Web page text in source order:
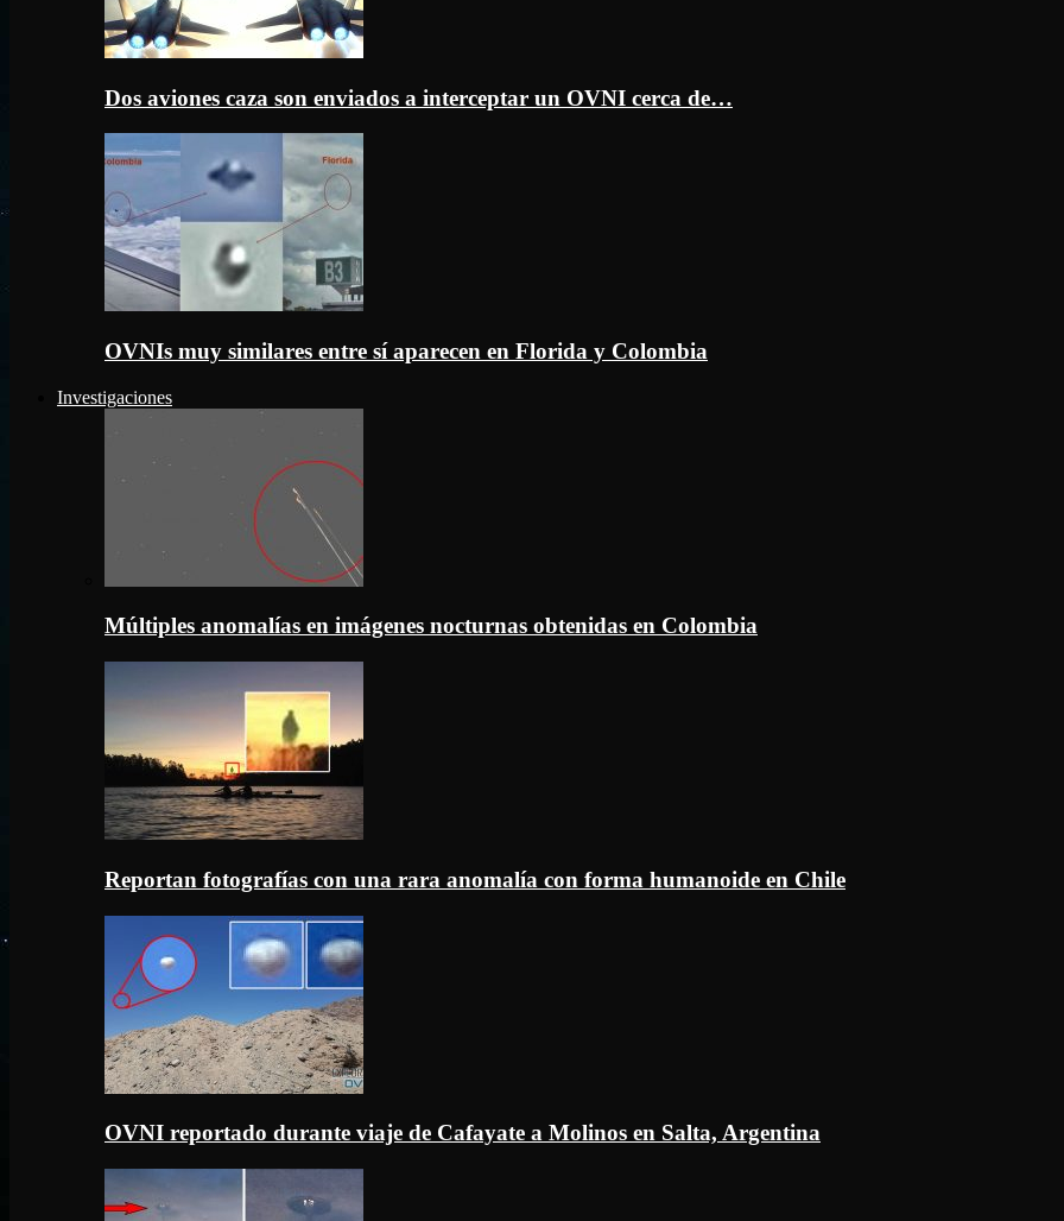
Dos aviones caza son enviados a interceptar un OVNI cerca de…
OVNIs muy similares entre sí aparecen en Florida y Colombia
Investigaciones
Múltiples anomalías en imágenes nocturnas obtenidas en Colombia
Reportan fotografías con una rara anomalía con forma humanoide en Chile
OVNI reportado durante viaje de Cafayate a Molinos en Salta, Argentina